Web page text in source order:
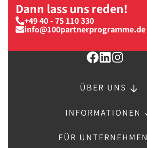
Dann lass uns reden!
+49 40 - 75 110 330
info@100partnerprogramme.de
ÜBER UNS
INFORMATIONEN
FÜR UNTERNEHMEN